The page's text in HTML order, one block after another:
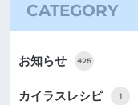
CATEGORY
お知らせ 425
カイラスレシピ 1